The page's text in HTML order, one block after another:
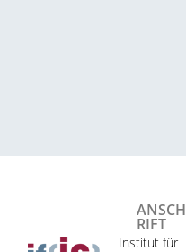
ANSCH
RIFT
Institut für